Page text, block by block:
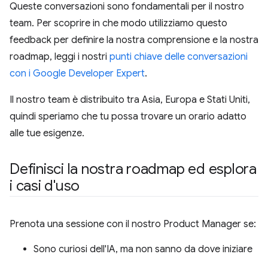
Queste conversazioni sono fondamentali per il nostro
team. Per scoprire in che modo utilizziamo questo
feedback per definire la nostra comprensione e la nostra
roadmap, leggi i nostri punti chiave delle conversazioni
con i Google Developer Expert.
Il nostro team è distribuito tra Asia, Europa e Stati Uniti,
quindi speriamo che tu possa trovare un orario adatto
alle tue esigenze.
Definisci la nostra roadmap ed esplora
i casi d'uso
Prenota una sessione con il nostro Product Manager se:
Sono curiosi dell'IA, ma non sanno da dove iniziare